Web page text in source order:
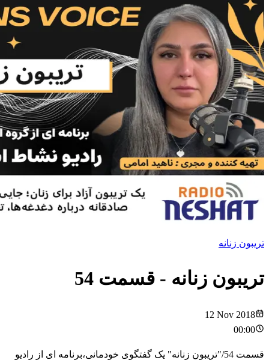
تریبون زنانه
تریبون زنانه - قسمت 54
12 Nov 2018
00:00
قسمت 54/"تریبون زنانه" یک گفتگوی خودمانی،برنامه ای از رادیو